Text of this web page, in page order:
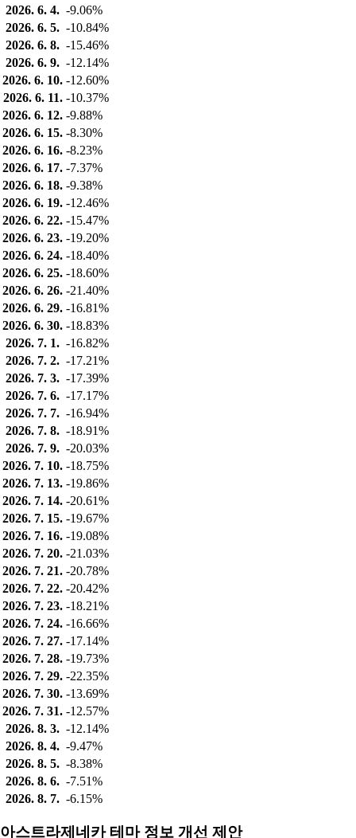
2026. 6. 4. -9.06%
2026. 6. 5. -10.84%
2026. 6. 8. -15.46%
2026. 6. 9. -12.14%
2026. 6. 10. -12.60%
2026. 6. 11. -10.37%
2026. 6. 12. -9.88%
2026. 6. 15. -8.30%
2026. 6. 16. -8.23%
2026. 6. 17. -7.37%
2026. 6. 18. -9.38%
2026. 6. 19. -12.46%
2026. 6. 22. -15.47%
2026. 6. 23. -19.20%
2026. 6. 24. -18.40%
2026. 6. 25. -18.60%
2026. 6. 26. -21.40%
2026. 6. 29. -16.81%
2026. 6. 30. -18.83%
2026. 7. 1. -16.82%
2026. 7. 2. -17.21%
2026. 7. 3. -17.39%
2026. 7. 6. -17.17%
2026. 7. 7. -16.94%
2026. 7. 8. -18.91%
2026. 7. 9. -20.03%
2026. 7. 10. -18.75%
2026. 7. 13. -19.86%
2026. 7. 14. -20.61%
2026. 7. 15. -19.67%
2026. 7. 16. -19.08%
2026. 7. 20. -21.03%
2026. 7. 21. -20.78%
2026. 7. 22. -20.42%
2026. 7. 23. -18.21%
2026. 7. 24. -16.66%
2026. 7. 27. -17.14%
2026. 7. 28. -19.73%
2026. 7. 29. -22.35%
2026. 7. 30. -13.69%
2026. 7. 31. -12.57%
2026. 8. 3. -12.14%
2026. 8. 4. -9.47%
2026. 8. 5. -8.38%
2026. 8. 6. -7.51%
2026. 8. 7. -6.15%
아스트라제네카 테마 정보 개선 제안